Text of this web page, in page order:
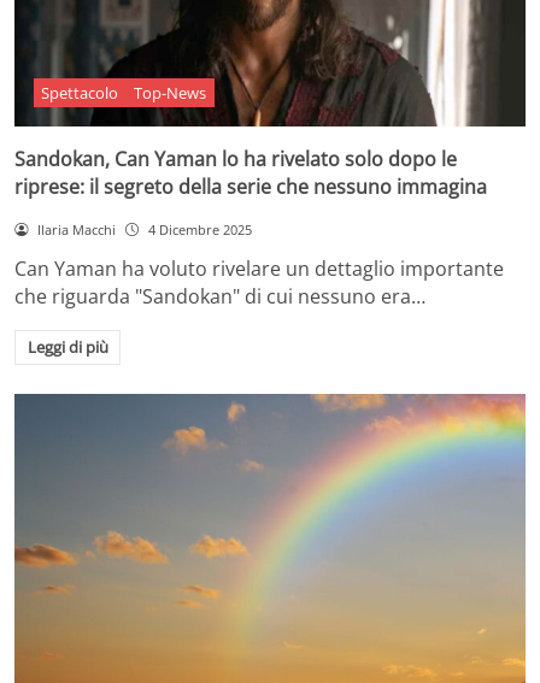
Spettacolo Top-News
Sandokan, Can Yaman lo ha rivelato solo dopo le
riprese: il segreto della serie che nessuno immagina
Ilaria Macchi 4 Dicembre 2025
Can Yaman ha voluto rivelare un dettaglio importante
che riguarda "Sandokan" di cui nessuno era…
Leggi di più